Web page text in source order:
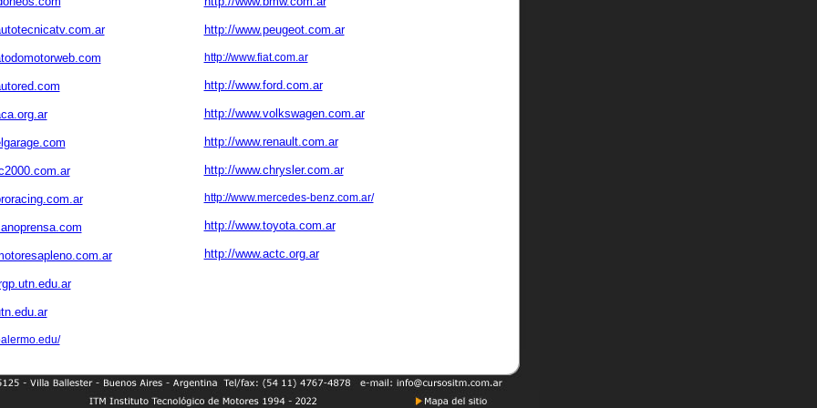
http://www.peugeot.com.ar
http://www.fiat.com.ar
http://www.ford.com.ar
http://www.volkswagen.com.ar
http://www.renault.com.ar
http://www.chrysler.com.ar
http://www.mercedes-benz.com.ar/
http://www.toyota.com.ar
http://www.actc.org.ar